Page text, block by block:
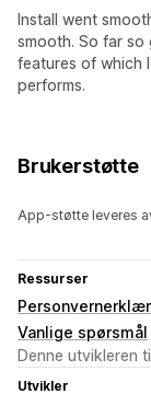
Install went
smooth. So far so
features of which
performs.
Brukerstøtte
App-støtte leveres
Ressurser
Vanlige spørsmål
Denne utvikleren
Utvikler